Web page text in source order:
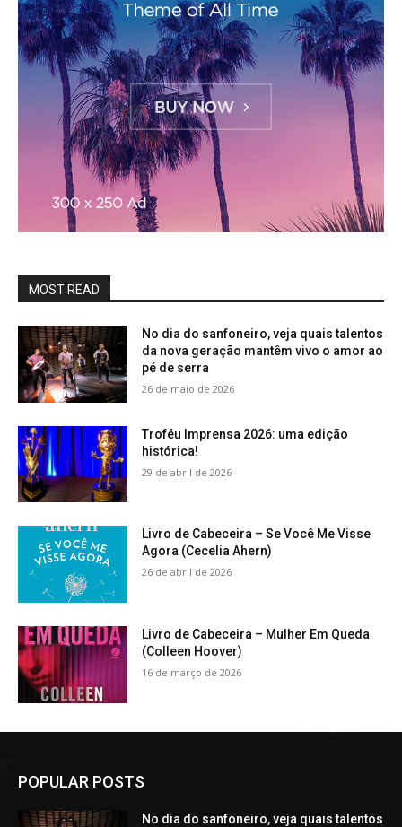
MOST READ
No dia do sanfoneiro, veja quais talentos
da nova geração mantêm vivo o amor ao
pé de serra
26 de maio de 2026
Troféu Imprensa 2026: uma edição
histórica!
29 de abril de 2026
Livro de Cabeceira – Se Você Me Visse
Agora (Cecelia Ahern)
26 de abril de 2026
Livro de Cabeceira – Mulher Em Queda
(Colleen Hoover)
16 de março de 2026
POPULAR POSTS
No dia do sanfoneiro, veja quais talentos